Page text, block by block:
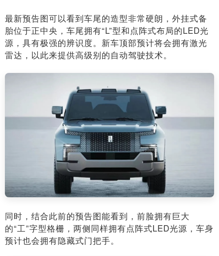
最新预告图可以看到车尾的造型非常硬朗，外挂式备
胎位于正中央，车尾拥有“L”型和点阵式布局的LED光
源，具有极强的辨识度。新车顶部预计将会拥有激光
雷达，以此来提供高级别的自动驾驶技术。
同时，结合此前的预告图能看到，前脸拥有巨大
的“工”字型格栅，两侧同样拥有点阵式LED光源，车身
预计也会拥有隐藏式门把手。